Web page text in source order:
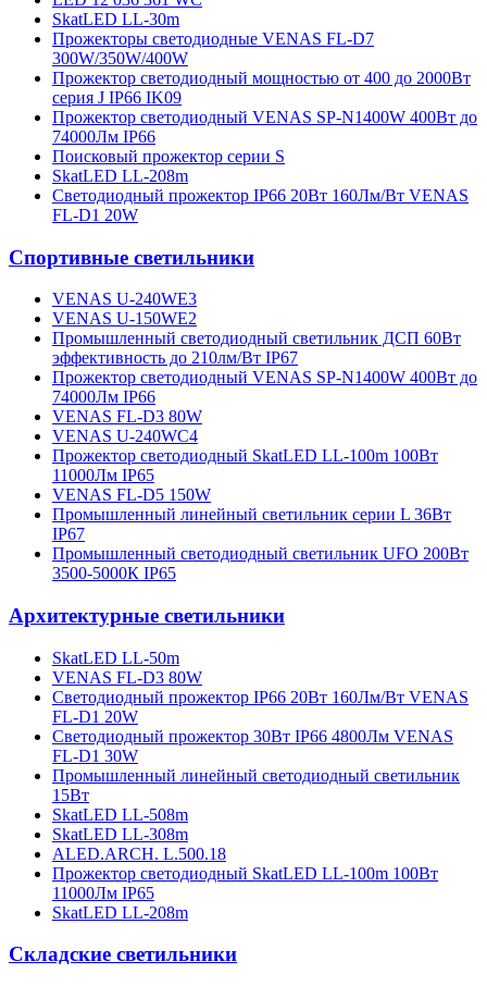
SkatLED LL-30m
Прожекторы светодиодные VENAS FL-D7
300W/350W/400W
Прожектор светодиодный мощностью от 400 до 2000Вт
серия J IP66 IK09
Прожектор светодиодный VENAS SP-N1400W 400Вт до
74000Лм IP66
Поисковый прожектор серии S
SkatLED LL-208m
Cветодиодный прожектор IP66 20Вт 160Лм/Вт VENAS
FL-D1 20W
Спортивные светильники
VENAS U-240WE3
VENAS U-150WE2
Промышленный светодиодный светильник ДСП 60Вт
эффективность до 210лм/Вт IP67
Прожектор светодиодный VENAS SP-N1400W 400Вт до
74000Лм IP66
VENAS FL-D3 80W
VENAS U-240WC4
Прожектор светодиодный SkatLED LL-100m 100Вт
11000Лм IP65
VENAS FL-D5 150W
Промышленный линейный светильник серии L 36Вт
IP67
Промышленный светодиодный светильник UFO 200Вт
3500-5000К IP65
Архитектурные светильники
SkatLED LL-50m
VENAS FL-D3 80W
Cветодиодный прожектор IP66 20Вт 160Лм/Вт VENAS
FL-D1 20W
Cветодиодный прожектор 30Вт IP66 4800Лм VENAS
FL-D1 30W
Промышленный линейный светодиодный светильник
15Вт
SkatLED LL-508m
SkatLED LL-308m
ALED.ARCH. L.500.18
Прожектор светодиодный SkatLED LL-100m 100Вт
11000Лм IP65
SkatLED LL-208m
Складские светильники